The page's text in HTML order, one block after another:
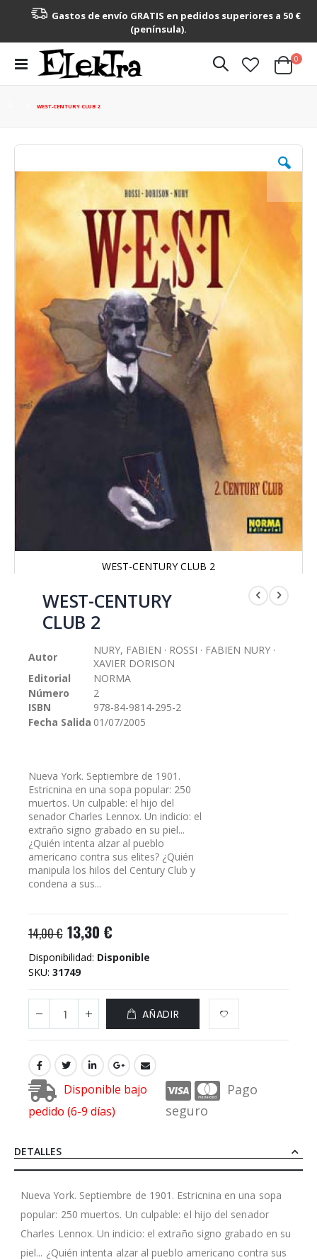
Gastos de envío GRATIS en pedidos superiores a 50 €
(península).
Toggle
Nav
Cart
0
WEST-CENTURY CLUB 2
Saltar
final
imágenes
WEST-CENTURY CLUB 2
comienzo
imágenes
WEST-CENTURY
CLUB 2
Autor
NURY, FABIEN · ROSSI · FABIEN NURY ·
XAVIER DORISON
Editorial
NORMA
Número
2
ISBN
978-84-9814-295-2
Fecha Salida 01/07/2005
Nueva York. Septiembre de 1901.
Estricnina en una sopa popular: 250
muertos. Un culpable: el hijo del
senador Charles Lennox. Un indicio: el
extraño signo grabado en su piel...
¿Quién intenta alzar al pueblo
americano contra sus elites? ¿Quién
manipula los hilos del Century Club y
condena a sus...
14,00 € 13,30 €
Disponibilidad: Disponible
SKU 31749
AÑADIR
Disponible bajo
pedido (6-9 días)
Pago
seguro
DETALLES
Nueva York. Septiembre de 1901. Estricnina en una sopa
popular: 250 muertos. Un culpable: el hijo del senador
Charles Lennox. Un indicio: el extraño signo grabado en su
piel... ¿Quién intenta alzar al pueblo americano contra sus